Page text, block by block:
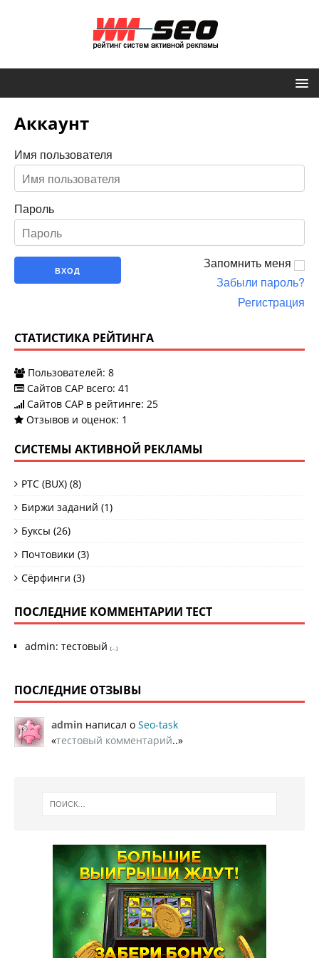
Аккаунт
Имя пользователя
Пароль
Запомнить меня
Забыли пароль?
Регистрация
СТАТИСТИКА РЕЙТИНГА
Пользователей: 8
Сайтов САР всего: 41
Сайтов САР в рейтинге: 25
Отзывов и оценок: 1
СИСТЕМЫ АКТИВНОЙ РЕКЛАМЫ
PTC (BUX) (8)
Биржи заданий (1)
Буксы (26)
Почтовики (3)
Сёрфинги (3)
ПОСЛЕДНИЕ КОММЕНТАРИИ ТЕСТ
admin: тестовый [...]
ПОСЛЕДНИЕ ОТЗЫВЫ
admin написал о Seo-task
«тестовый комментарий..»